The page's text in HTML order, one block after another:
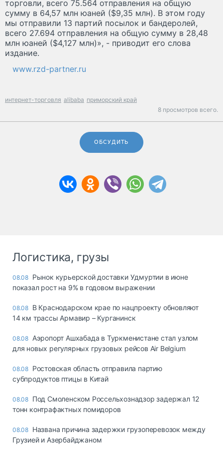
торговли, всего 75.564 отправления на общую
сумму в 64,57 млн юаней ($9,35 млн). В этом году
мы отправили 13 партий посылок и бандеролей,
всего 27.694 отправления на общую сумму в 28,48
млн юаней ($4,127 млн)», - приводит его слова
издание.
www.rzd-partner.ru
интернет-торговля alibaba приморский край
8 просмотров всего.
ОБСУДИТЬ
Логистика, грузы
08.08 Рынок курьерской доставки Удмуртии в июне
показал рост на 9% в годовом выражении
08.08 В Краснодарском крае по нацпроекту обновляют
14 км трассы Армавир – Курганинск
08.08 Аэропорт Ашхабада в Туркменистане стал узлом
для новых регулярных грузовых рейсов Air Belgium
08.08 Ростовская область отправила партию
субпродуктов птицы в Китай
08.08 Под Смоленском Россельхознадзор задержал 12
тонн контрафактных помидоров
08.08 Названа причина задержки грузоперевозок между
Грузией и Азербайджаном